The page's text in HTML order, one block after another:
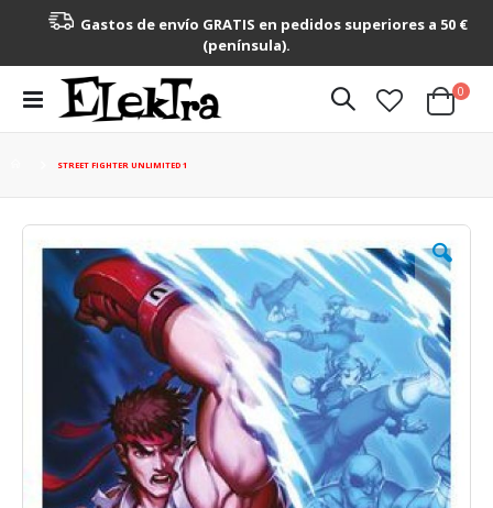
Gastos de envío GRATIS en pedidos superiores a 50 €
(península).
Toggle
Nav
Cart
0
STREET FIGHTER UNLIMITED 1
Saltar